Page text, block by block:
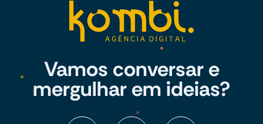
Vamos conversar e
mergulhar em ideias?